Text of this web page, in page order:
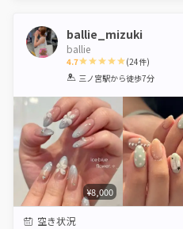
ballie_mizuki
ballie
4.7
1 2 3 4 5
(24件)
三ノ宮駅から徒歩7分
¥8,000
空き状況